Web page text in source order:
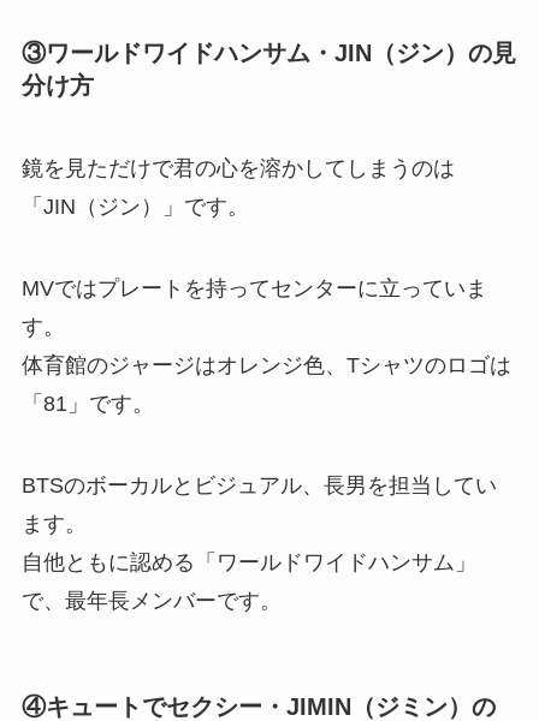
③ワールドワイドハンサム・JIN（ジン）の見
分け方
鏡を見ただけで君の心を溶かしてしまうのは
「JIN（ジン）」です。
MVではプレートを持ってセンターに立っていま
す。
体育館のジャージはオレンジ色、Tシャツのロゴは
「81」です。
BTSのボーカルとビジュアル、長男を担当してい
ます。
自他ともに認める「ワールドワイドハンサム」
で、最年長メンバーです。
④キュートでセクシー・JIMIN（ジミン）の